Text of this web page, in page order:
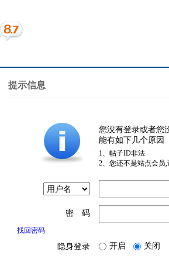
提示信息
您没有登录或者您
能有如下几个原因
1、帖子ID非法
2、您还不是站点会员
密 码
找回密码
隐身登录 开启 关闭